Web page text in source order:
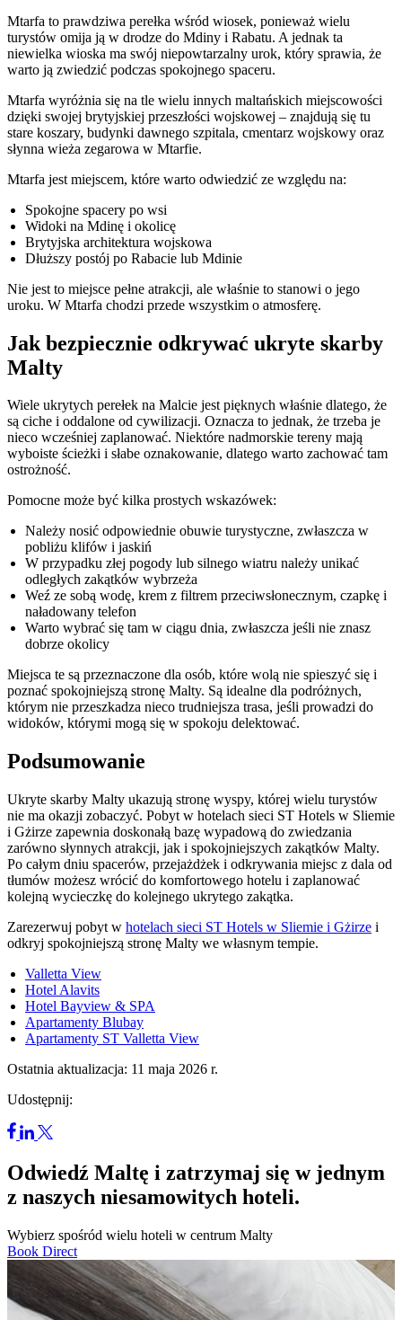
Mtarfa to prawdziwa perełka wśród wiosek, ponieważ wielu
turystów omija ją w drodze do Mdiny i Rabatu. A jednak ta
niewielka wioska ma swój niepowtarzalny urok, który sprawia, że
warto ją zwiedzić podczas spokojnego spaceru.
Mtarfa wyróżnia się na tle wielu innych maltańskich miejscowości
dzięki swojej brytyjskiej przeszłości wojskowej – znajdują się tu
stare koszary, budynki dawnego szpitala, cmentarz wojskowy oraz
słynna wieża zegarowa w Mtarfie.
Mtarfa jest miejscem, które warto odwiedzić ze względu na:
Spokojne spacery po wsi
Widoki na Mdinę i okolicę
Brytyjska architektura wojskowa
Dłuższy postój po Rabacie lub Mdinie
Nie jest to miejsce pełne atrakcji, ale właśnie to stanowi o jego
uroku. W Mtarfa chodzi przede wszystkim o atmosferę.
Jak bezpiecznie odkrywać ukryte skarby
Malty
Wiele ukrytych perełek na Malcie jest pięknych właśnie dlatego, że
są ciche i oddalone od cywilizacji. Oznacza to jednak, że trzeba je
nieco wcześniej zaplanować. Niektóre nadmorskie tereny mają
wyboiste ścieżki i słabe oznakowanie, dlatego warto zachować tam
ostrożność.
Pomocne może być kilka prostych wskazówek:
Należy nosić odpowiednie obuwie turystyczne, zwłaszcza w
pobliżu klifów i jaskiń
W przypadku złej pogody lub silnego wiatru należy unikać
odległych zakątków wybrzeża
Weź ze sobą wodę, krem z filtrem przeciwsłonecznym, czapkę i
naładowany telefon
Warto wybrać się tam w ciągu dnia, zwłaszcza jeśli nie znasz
dobrze okolicy
Miejsca te są przeznaczone dla osób, które wolą nie spieszyć się i
poznać spokojniejszą stronę Malty. Są idealne dla podróżnych,
którym nie przeszkadza nieco trudniejsza trasa, jeśli prowadzi do
widoków, którymi mogą się w spokoju delektować.
Podsumowanie
Ukryte skarby Malty ukazują stronę wyspy, której wielu turystów
nie ma okazji zobaczyć. Pobyt w hotelach sieci ST Hotels w Sliemie
i Gżirze zapewnia doskonałą bazę wypadową do zwiedzania
zarówno słynnych atrakcji, jak i spokojniejszych zakątków Malty.
Po całym dniu spacerów, przejażdżek i odkrywania miejsc z dala od
tłumów możesz wrócić do komfortowego hotelu i zaplanować
kolejną wycieczkę do kolejnego ukrytego zakątka.
Zarezerwuj pobyt w hotelach sieci ST Hotels w Sliemie i Gżirze i
odkryj spokojniejszą stronę Malty we własnym tempie.
Valletta View
Hotel Alavits
Hotel Bayview & SPA
Apartamenty Blubay
Apartamenty ST Valletta View
Ostatnia aktualizacja: 11 maja 2026 r.
Udostępnij:
Odwiedź Maltę i zatrzymaj się w jednym
z naszych niesamowitych hoteli.
Wybierz spośród wielu hoteli w centrum Malty
Book Direct